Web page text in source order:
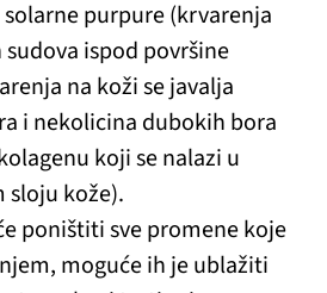
purpure (krvarenja
ispod površine
na koži se javalja
i nekolicina dubokih bora
koji se nalazi u
sloju kože).
poništiti sve promene koje
moguće ih je ublažiti